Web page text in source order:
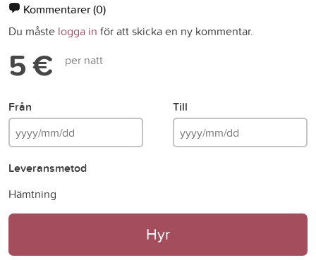
Kommentarer(0)
Du måste logga in för att skicka en ny kommentar.
5 € per natt
Från Till
Leveransmetod
Hämtning
Hyr